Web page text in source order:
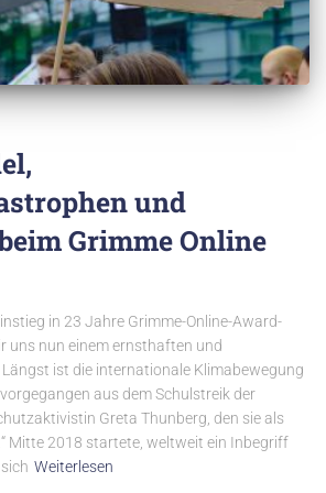
und
Grimme Online
in 23 Jahre Grimme-Online-Award-
uns nun einem ernsthaften und
ist die internationale Klimabewegung
aus dem Schulstreik der
Greta Thunberg, den sie als
Mitte 2018 startete, weltweit ein Inbegriff
Weiterlesen